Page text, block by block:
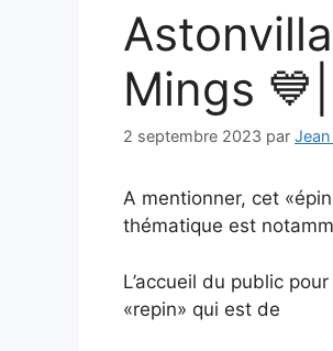
Mings
2 septembre 2023 par Jean
A mentionner, cet
thématique est
L’accueil du public
«repin» qui est de